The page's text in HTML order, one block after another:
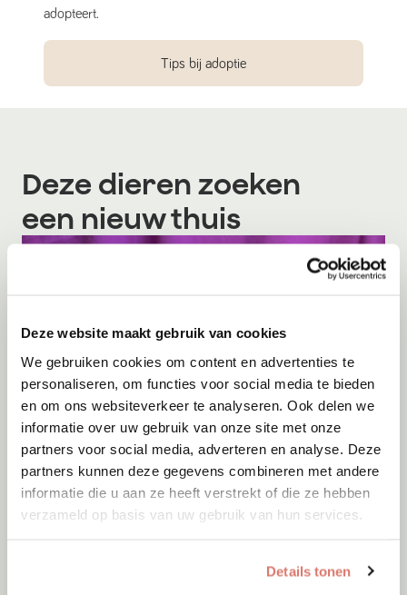
Deze website maakt gebruik van cookies
We gebruiken cookies om content en advertenties te
personaliseren, om functies voor social media te bieden
en om ons websiteverkeer te analyseren. Ook delen we
informatie over uw gebruik van onze site met onze
partners voor social media, adverteren en analyse. Deze
partners kunnen deze gegevens combineren met andere
informatie die u aan ze heeft verstrekt of die ze hebben
verzameld op basis van uw gebruik van hun services.
Details tonen
adopteert.
Tips bij adoptie
Deze dieren zoeken
een nieuw thuis
Adoptie06-08-2026
Julian